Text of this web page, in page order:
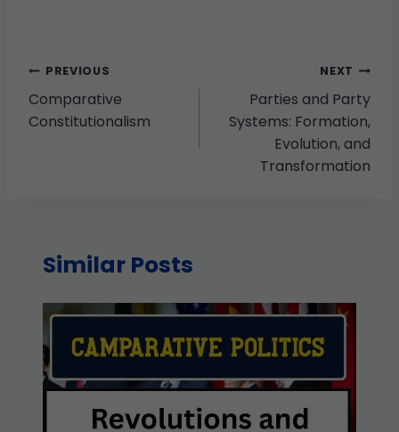
PREVIOUS
Comparative
Constitutionalism
NEXT
Parties and Party
Systems: Formation,
Evolution, and
Transformation
Similar Posts